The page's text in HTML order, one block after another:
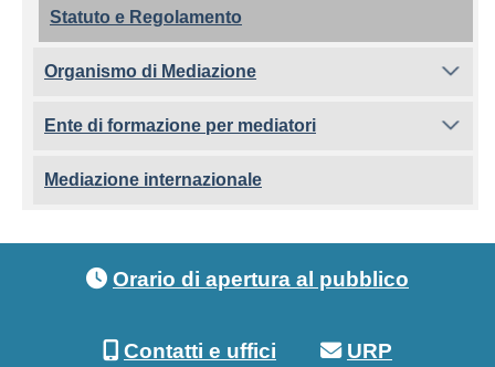
Statuto e Regolamento
Organismo di Mediazione
Ente di formazione per mediatori
Mediazione internazionale
Orario di apertura al pubblico
Contatti e uffici URP